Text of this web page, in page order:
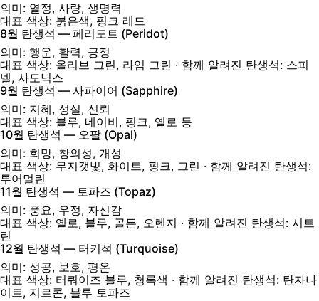
의미: 열정, 사랑, 생명력
대표 색상: 붉은색, 핑크 레드
8월 탄생석 — 페리도트 (Peridot)
의미: 행운, 활력, 긍정
대표 색상: 올리브 그린, 라임 그린 · 함께 알려진 탄생석: 스피
넬, 사도닉스
9월 탄생석 — 사파이어 (Sapphire)
의미: 지혜, 성실, 신뢰
대표 색상: 블루, 네이비, 핑크, 옐로 등
10월 탄생석 — 오팔 (Opal)
의미: 희망, 창의성, 개성
대표 색상: 무지갯빛, 화이트, 핑크, 그린 · 함께 알려진 탄생석:
투어멀린
11월 탄생석 — 토파즈 (Topaz)
의미: 풍요, 우정, 자신감
대표 색상: 옐로, 블루, 골든, 오렌지 · 함께 알려진 탄생석: 시트
린
12월 탄생석 — 터키석 (Turquoise)
의미: 성공, 보호, 평온
대표 색상: 터쿼이즈 블루, 청록색 · 함께 알려진 탄생석: 탄자나
이트, 지르콘, 블루 토파즈